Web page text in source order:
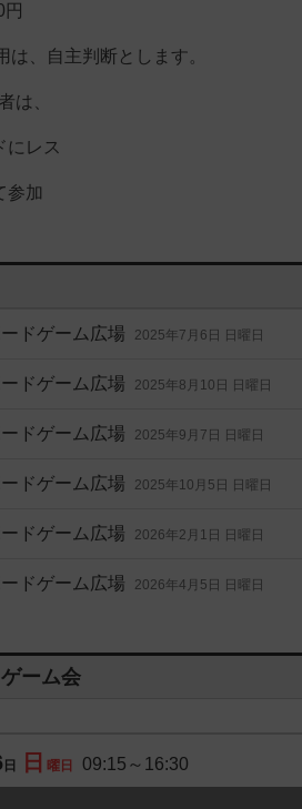
は、自主判断とします。
は、
にレス
参加
ドゲーム広場 2025年7月6日 日曜日
ドゲーム広場 2025年8月10日 日曜日
ドゲーム広場 2025年9月7日 日曜日
ドゲーム広場 2025年10月5日 日曜日
ドゲーム広場 2026年2月1日 日曜日
ドゲーム広場 2026年4月5日 日曜日
ーム会
日 日 曜日 09:15～16:30